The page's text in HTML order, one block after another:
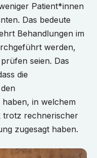
Patient*innen
Das bedeute
Behandlungen im
werden,
seien. Das
die
haben, in welchem
trotz rechnerischer
zugesagt haben.